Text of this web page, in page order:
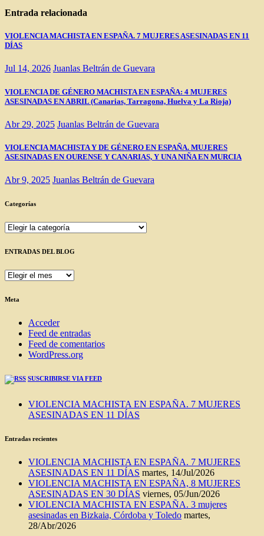
Entrada relacionada
VIOLENCIA MACHISTA EN ESPAÑA. 7 MUJERES ASESINADAS EN 11
DÍAS
Jul 14, 2026 Juanlas Beltrán de Guevara
VIOLENCIA DE GÉNERO MACHISTA EN ESPAÑA: 4 MUJERES
ASESINADAS EN ABRIL (Canarias, Tarragona, Huelva y La Rioja)
Abr 29, 2025 Juanlas Beltrán de Guevara
VIOLENCIA MACHISTA Y DE GÉNERO EN ESPAÑA. MUJERES
ASESINADAS EN OURENSE Y CANARIAS, Y UNA NIÑA EN MURCIA
Abr 9, 2025 Juanlas Beltrán de Guevara
Categorías
Categorías
ENTRADAS DEL BLOG
ENTRADAS
BLOG
Meta
Acceder
Feed de entradas
Feed de comentarios
WordPress.org
SUSCRIBIRSE VIA FEED
VIOLENCIA MACHISTA EN ESPAÑA. 7 MUJERES
ASESINADAS EN 11 DÍAS
Entradas recientes
VIOLENCIA MACHISTA EN ESPAÑA. 7 MUJERES
ASESINADAS EN 11 DÍAS martes, 14/Jul/2026
VIOLENCIA MACHISTA EN ESPAÑA, 8 MUJERES
ASESINADAS EN 30 DÍAS viernes, 05/Jun/2026
VIOLENCIA MACHISTA EN ESPAÑA. 3 mujeres
asesinadas en Bizkaia, Córdoba y Toledo martes,
28/Abr/2026